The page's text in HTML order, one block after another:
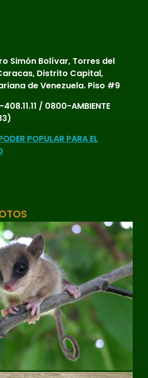
Simón Bolívar, Torres del
Distrito Capital,
de Venezuela. Piso #9
408.11.11 / 0800-AMBIENTE
POPULAR PARA EL